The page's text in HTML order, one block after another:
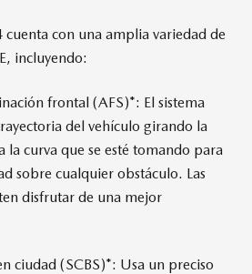
cuenta con una amplia variedad de
incluyendo:
frontal (AFS)*: El sistema
del vehículo girando la
la curva que se esté tomando para
sobre cualquier obstáculo. Las
disfrutar de una mejor
ciudad (SCBS)*: Usa un preciso